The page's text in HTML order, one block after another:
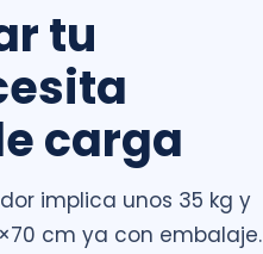
tu
carga
implica unos 35 kg y
cm ya con embalaje.